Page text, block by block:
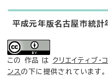
平成元年版名古屋市統計
この 作品 は クリエイティブ
ンスの下に提供されています。